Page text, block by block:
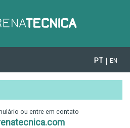
PT EN
ou entre em contato